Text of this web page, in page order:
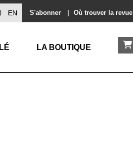
S'abonner Où trouver la revue
EN
LA BOUTIQUE